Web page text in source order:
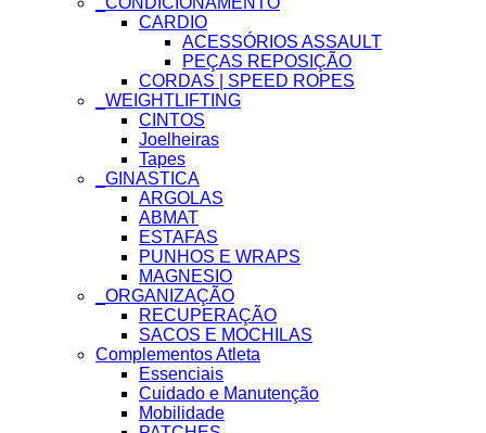
CARDIO
ACESSÓRIOS ASSAULT
PEÇAS REPOSIÇÃO
CORDAS | SPEED ROPES
_WEIGHTLIFTING
CINTOS
Joelheiras
Tapes
_GINASTICA
ARGOLAS
ABMAT
ESTAFAS
PUNHOS E WRAPS
MAGNESIO
_ORGANIZAÇÃO
RECUPERAÇÃO
SACOS E MOCHILAS
Complementos Atleta
Essenciais
Cuidado e Manutenção
Mobilidade